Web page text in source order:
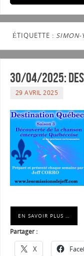
ÉTIQUETTE : SIMON-
30/04/2025:
29 AVRIL 2025
EN SAVOIR PLUS …
Partager :
X